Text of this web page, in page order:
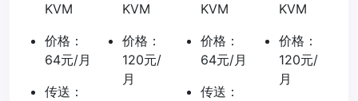
KVM
价格：
64元/月
传送：
KVM
价格：
120元/
月
KVM
价格：
64元/月
传送：
KVM
价格：
120元/
月